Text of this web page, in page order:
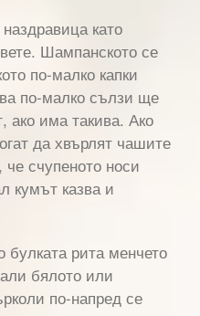
като
Шампанското се
по-малко капки
по-малко сълзи ще
ако има такива. Ако
да хвърлят чашите
счупеното носи
кумът казва и
булката рита менчето
бялото или
по-напред се